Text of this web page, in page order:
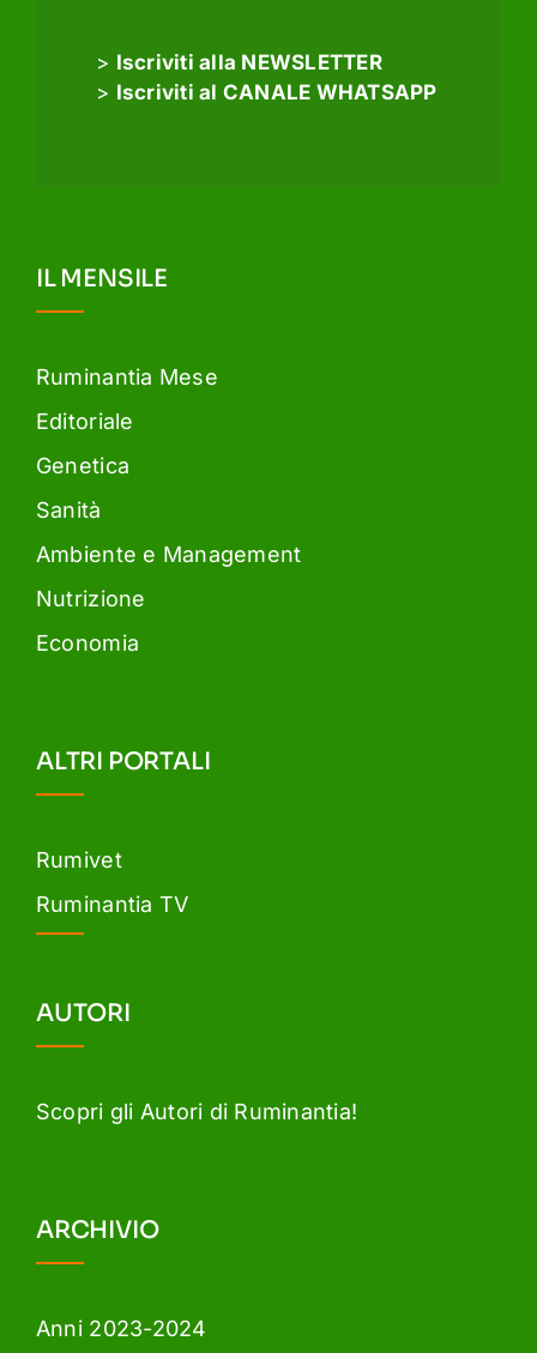
> Iscriviti alla NEWSLETTER
> Iscriviti al CANALE WHATSAPP
IL MENSILE
Ruminantia Mese
Editoriale
Genetica
Sanità
Ambiente e Management
Nutrizione
Economia
ALTRI PORTALI
Rumivet
Ruminantia TV
AUTORI
Scopri gli Autori di Ruminantia!
ARCHIVIO
Anni 2023-2024